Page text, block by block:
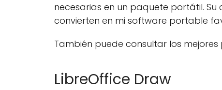
necesarias en un paquete portátil.
convierten en mi software portable
También puede consultar los
LibreOffice Draw